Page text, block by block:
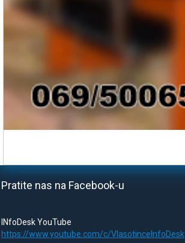
Pratite nas na Facebook-u
INfoDesk YouTube
https://www.youtube.com/c/VlasotinceInfoDesk